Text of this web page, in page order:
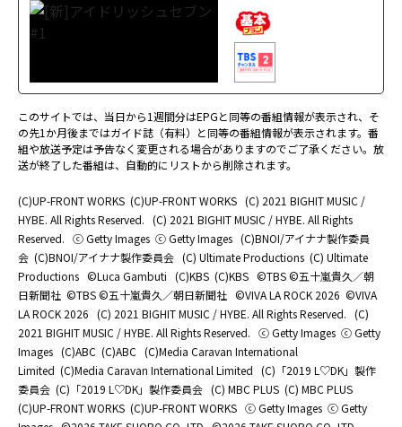
このサイトでは、当日から1週間分はEPGと同等の番組情報が表示され、そ
の先1か月後まではガイド誌（有料）と同等の番組情報が表示されます。番
組や放送予定は予告なく変更される場合がありますのでご了承ください。放
送が終了した番組は、自動的にリストから削除されます。
(C)UP-FRONT WORKS (C)UP-FRONT WORKS (C) 2021 BIGHIT MUSIC /
HYBE. All Rights Reserved. (C) 2021 BIGHIT MUSIC / HYBE. All Rights
Reserved. ⓒ Getty Images ⓒ Getty Images (C)BNOI/アイナナ製作委員
会 (C)BNOI/アイナナ製作委員会 (C) Ultimate Productions (C) Ultimate
Productions ©Luca Gambuti (C)KBS (C)KBS ©TBS ©五十嵐貴久／朝
日新聞社 ©TBS ©五十嵐貴久／朝日新聞社 ©️VIVA LA ROCK 2026 ©️VIVA
LA ROCK 2026 (C) 2021 BIGHIT MUSIC / HYBE. All Rights Reserved. (C)
2021 BIGHIT MUSIC / HYBE. All Rights Reserved. ⓒ Getty Images ⓒ Getty
Images (C)ABC (C)ABC (C)Media Caravan International
Limited (C)Media Caravan International Limited (C)「2019 L♡DK」製作
委員会 (C)「2019 L♡DK」製作委員会 (C) MBC PLUS (C) MBC PLUS
(C)UP-FRONT WORKS (C)UP-FRONT WORKS ⓒ Getty Images ⓒ Getty